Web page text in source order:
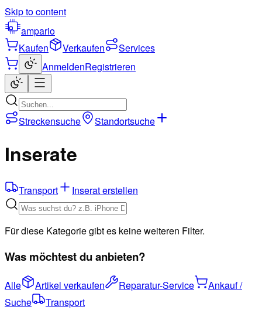
Skip to content
ampario
Kaufen
Verkaufen
Services
AnmeldenRegistrieren
Streckensuche Standortsuche
Inserate
Transport Inserat erstellen
Für diese Kategorie gibt es keine weiteren Filter.
Was möchtest du anbieten?
Alle Artikel verkaufen Reparatur-Service
Ankauf /
Suche
Transport